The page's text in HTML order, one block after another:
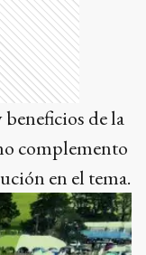
de la
complemento
en el tema.